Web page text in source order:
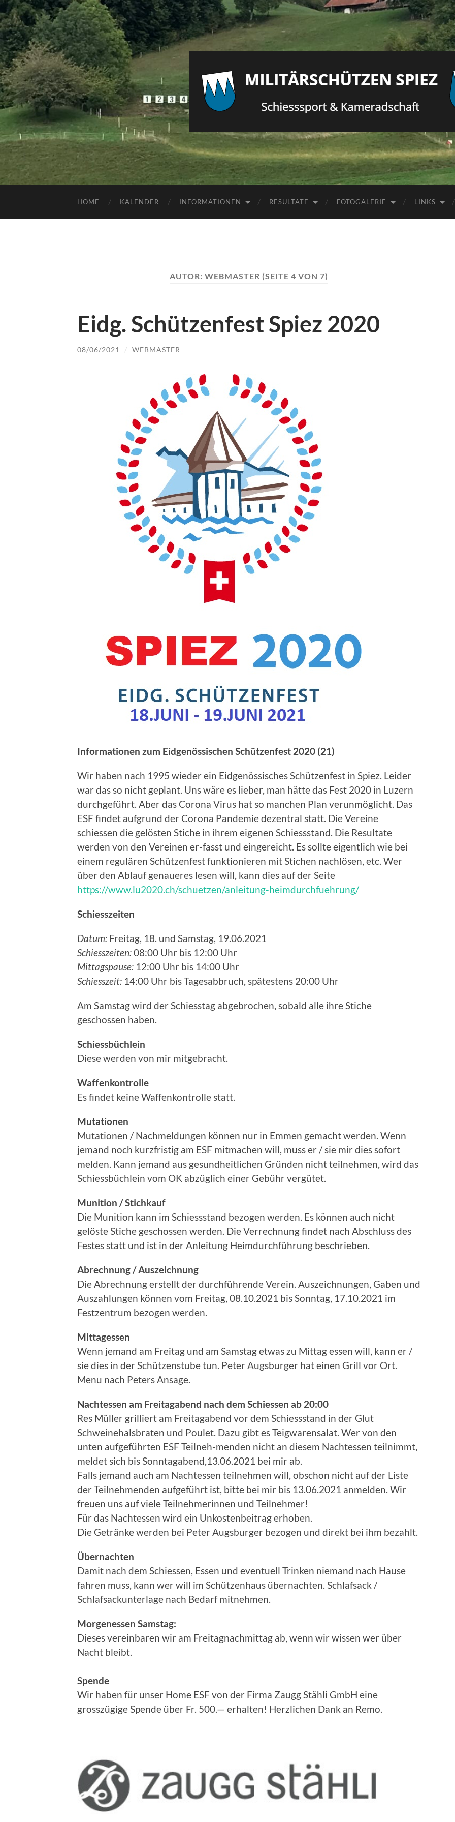
Militärschützen
Spiez
HOME KALENDER INFORMATIONEN RESULTATE FOTOGALERIE LINKS
AUTOR: WEBMASTER (SEITE 4 VON 7)
Eidg. Schützenfest Spiez 2020
08/06/2021 / WEBMASTER
Informationen zum Eidgenössischen Schützenfest 2020 (21)
Wir haben nach 1995 wieder ein Eidgenössisches Schützenfest in Spiez. Leider
war das so nicht geplant. Uns wäre es lieber, man hätte das Fest 2020 in Luzern
durchgeführt. Aber das Corona Virus hat so manchen Plan verunmöglicht. Das
ESF findet aufgrund der Corona Pandemie dezentral statt. Die Vereine
schiessen die gelösten Stiche in ihrem eigenen Schiessstand. Die Resultate
werden von den Vereinen er-fasst und eingereicht. Es sollte eigentlich wie bei
einem regulären Schützenfest funktionieren mit Stichen nachlösen, etc. Wer
über den Ablauf genaueres lesen will, kann dies auf der Seite
https://www.lu2020.ch/schuetzen/anleitung-heimdurchfuehrung/
Schiesszeiten
Datum: Freitag, 18. und Samstag, 19.06.2021
Schiesszeiten:08:00 Uhr bis 12:00 Uhr
Mittagspause: 12:00 Uhr bis 14:00 Uhr
Schiesszeit: 14:00 Uhr bis Tagesabbruch, spätestens 20:00 Uhr
Am Samstag wird der Schiesstag abgebrochen, sobald alle ihre Stiche
geschossen haben.
Schiessbüchlein
Diese werden von mir mitgebracht.
Waffenkontrolle
Es findet keine Waffenkontrolle statt.
Mutationen
Mutationen / Nachmeldungen können nur in Emmen gemacht werden. Wenn
jemand noch kurzfristig am ESF mitmachen will, muss er / sie mir dies sofort
melden. Kann jemand aus gesundheitlichen Gründen nicht teilnehmen, wird das
Schiessbüchlein vom OK abzüglich einer Gebühr vergütet.
Munition / Stichkauf
Die Munition kann im Schiessstand bezogen werden. Es können auch nicht
gelöste Stiche geschossen werden. Die Verrechnung findet nach Abschluss des
Festes statt und ist in der Anleitung Heimdurchführung beschrieben.
Abrechnung / Auszeichnung
Die Abrechnung erstellt der durchführende Verein. Auszeichnungen, Gaben und
Auszahlungen können vom Freitag, 08.10.2021 bis Sonntag, 17.10.2021 im
Festzentrum bezogen werden.
Mittagessen
Wenn jemand am Freitag und am Samstag etwas zu Mittag essen will, kann er /
sie dies in der Schützenstube tun. Peter Augsburger hat einen Grill vor Ort.
Menu nach Peters Ansage.
Nachtessen am Freitagabend nach dem Schiessen ab 20:00
Res Müller grilliert am Freitagabend vor dem Schiessstand in der Glut
Schweinehalsbraten und Poulet. Dazu gibt es Teigwarensalat. Wer von den
unten aufgeführten ESF Teilneh-menden nicht an diesem Nachtessen teilnimmt,
meldet sich bis Sonntagabend,13.06.2021 bei mir ab.
Falls jemand auch am Nachtessen teilnehmen will, obschon nicht auf der Liste
der Teilnehmenden aufgeführt ist, bitte bei mir bis 13.06.2021 anmelden. Wir
freuen uns auf viele Teilnehmerinnen und Teilnehmer!
Für das Nachtessen wird ein Unkostenbeitrag erhoben.
Die Getränke werden bei Peter Augsburger bezogen und direkt bei ihm bezahlt.
Übernachten
Damit nach dem Schiessen, Essen und eventuell Trinken niemand nach Hause
fahren muss, kann wer will im Schützenhaus übernachten. Schlafsack /
Schlafsackunterlage nach Bedarf mitnehmen.
Morgenessen Samstag:
Dieses vereinbaren wir am Freitagnachmittag ab, wenn wir wissen wer über
Nacht bleibt.
Spende
Wir haben für unser Home ESF von der Firma Zaugg Stähli GmbH eine
grosszügige Spende über Fr. 500.— erhalten! Herzlichen Dank an Remo.